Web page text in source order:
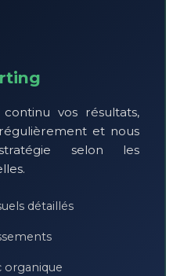
vos résultats,
et nous
selon les
détaillés
organique